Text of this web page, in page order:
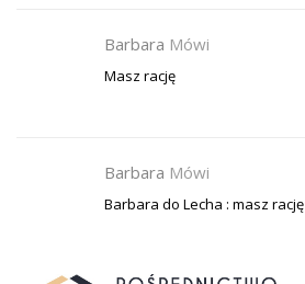
Barbara Mówi
Masz rację
Barbara Mówi
Barbara do Lecha : masz rację